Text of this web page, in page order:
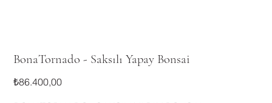
BonaTornado - Saksılı Yapay Bonsai
Fiyat
₺86.400,00